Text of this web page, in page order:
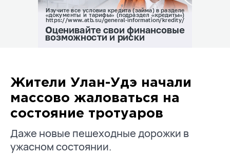
Жители Улан-Удэ начали
массово жаловаться на
состояние тротуаров
Даже новые пешеходные дорожки в
ужасном состоянии.